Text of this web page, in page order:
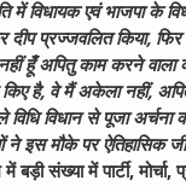
में विधायक एवं भाजपा के
दीप प्रज्जवलित किया,
नहीं हूँ अपितु काम करने
है, वे मैं अकेला नहीं, अपितु
विधान से पूजा अर्चना
ने इस मौके पर ऐतिहासिक
बड़ी संख्या में पार्टी,